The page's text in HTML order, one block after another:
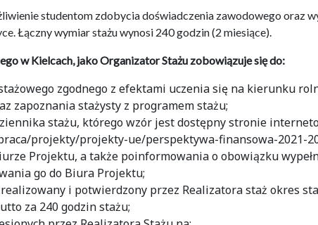
studentom zdobycia doświadczenia zawodowego oraz
Łączny wymiar stażu wynosi 240 godzin (2 miesiące).
w Kielcach, jako Organizator Stażu zobowiązuje się do:
zgodnego z efektami uczenia się na kierunku
zapoznania stażysty z programem stażu;
stażu, którego wzór jest dostępny stronie
projekty/projekty-ue/perspektywa-finansowa-2021-
Projektu, a także poinformowania o obowiązku
go do Biura Projektu;
i potwierdzony przez Realizatora staż okres
za 240 godzin stażu;